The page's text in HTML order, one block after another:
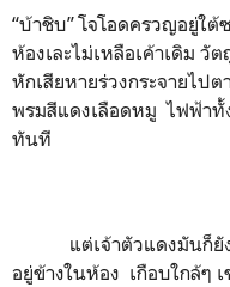
“บ้าชิบ” โจโอดครวญอยู่ใ
ห้องเละไม่เหลือเค้าเดิม วั
หักเสียหายร่วงกระจายไป
พรมสีแดงเลือดหมู ไฟฟ้า
ทันที
แต่เจ้าตัวแดงมันก็ยังไ
อยู่ข้างในห้อง เกือบใกล้ๆ